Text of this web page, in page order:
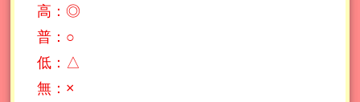
高：◎
普：○
低：△
無：×